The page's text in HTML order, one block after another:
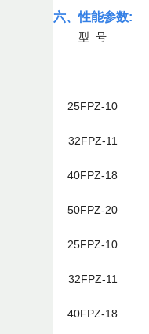
六、性能参数:
型 号
25FPZ-10
32FPZ-11
40FPZ-18
50FPZ-20
25FPZ-10
32FPZ-11
40FPZ-18